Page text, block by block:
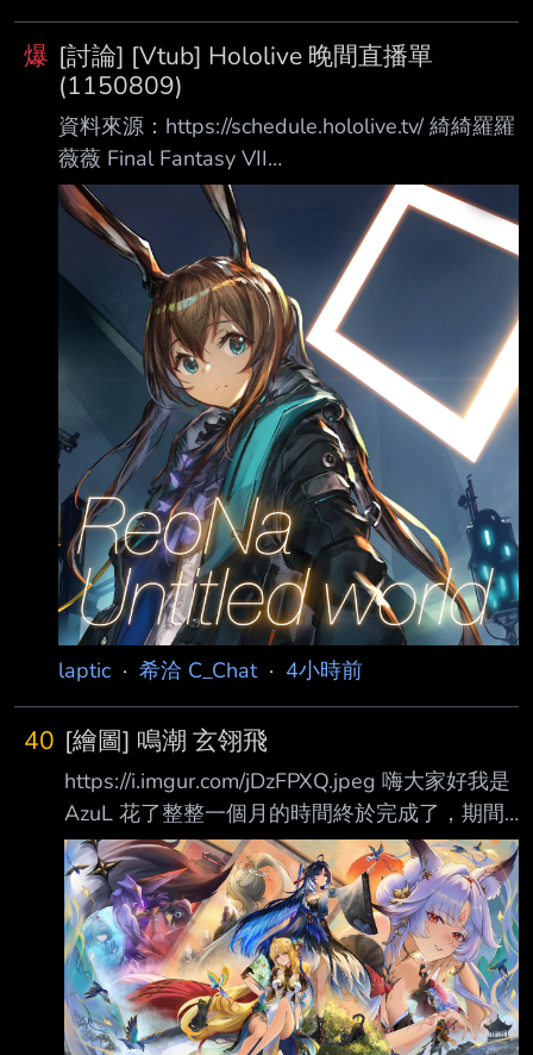
爆 [討論] [Vtub] Hololive 晚間直播單
(1150809)
資料來源：https://schedule.hololive.tv/ 綺綺羅羅
薇薇 Final Fantasy VII
https://www.youtube.com/watch?
v=e8nrouHntp4 輪堂千速 Final Fantasy VI
https://www.youtube.com/watch?
v=2GsZMyzsAO4 白上フブキ Hololive Dreams
https://www.youtube.com/watch?
v=LmybP56Sq0w 星街すいせい （同上）
laptic · 希洽 C_Chat· 4小時前
40 [繪圖] 鳴潮 玄翎飛
https://i.imgur.com/jDzFPXQ.jpeg 嗨大家好我是
AzuL 花了整整一個月的時間終於完成了，期間
蠻煎熬的沒畫過內容這麼多的圖但畫完後成就感
也滿滿。 說一些我對3.5的感想，我是喜歡這個
版本的雖然在節奏上有拖沓的地方但核心的情感
我能感受得到，200年前的雲淵之役就算知道是
有去無回的戰役，玄方人們不論是為了親人、為
了這遍深愛的土地或其他理由最終都選擇挺身而
出。 損壞過，修補變好 毀滅過，重建就好 所